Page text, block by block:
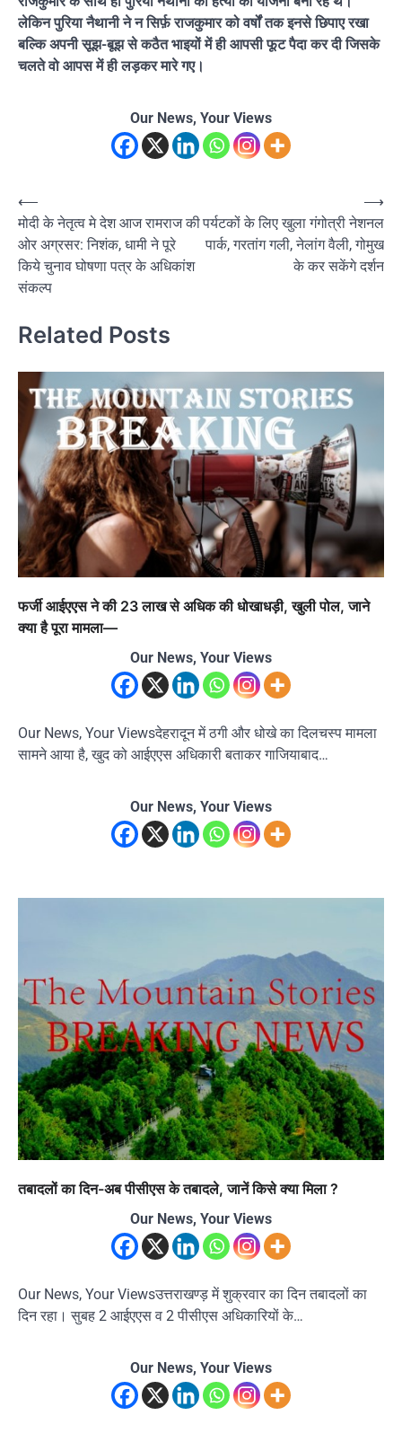
लेकिन पुरिया नैथानी ने न सिर्फ़ राजकुमार को वर्षों तक इनसे छिपाए रखा
बल्कि अपनी सूझ-बूझ से कठैत भाइयों में ही आपसी फूट पैदा कर दी जिसके
चलते वो आपस में ही लड़कर मारे गए।
Our News, Your Views
Post
navigation
⟵
मोदी के नेतृत्व मे देश आज रामराज की
ओर अग्रसर: निशंक, धामी ने पूरे
किये चुनाव घोषणा पत्र के अधिकांश
संकल्प
पर्यटकों के लिए खुला गंगोत्री नेशनल
पार्क, गरतांग गली, नेलांग वैली, गोमुख
के कर सकेंगे दर्शन
⟶
Related Posts
फर्जी आईएएस ने की 23 लाख से अधिक की धोखाधड़ी, खुली पोल, जाने
क्या है पूरा मामला—
Our News, Your Views
Our News, Your Viewsदेहरादून में ठगी और धोखे का दिलचस्प मामला
सामने आया है, खुद को आईएएस अधिकारी बताकर गाजियाबाद…
Our News, Your Views
तबादलों का दिन-अब पीसीएस के तबादले, जानें किसे क्या मिला ?
Our News, Your Views
Our News, Your Viewsउत्तराखण्ड़ में शुक्रवार का दिन तबादलों का
दिन रहा। सुबह 2 आईएएस व 2 पीसीएस अधिकारियों के…
Our News, Your Views